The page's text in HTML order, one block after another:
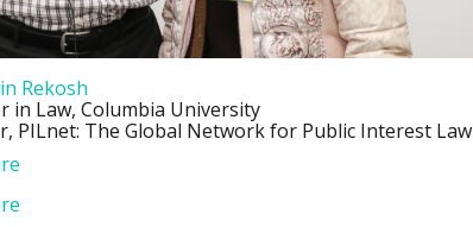
Rekosh
in Law, Columbia University
PILnet: The Global Network for Public Interest Law